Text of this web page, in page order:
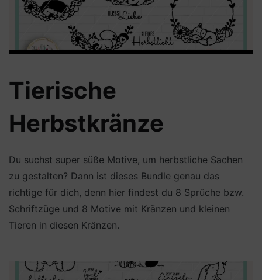
Tierische
Herbstkränze
Du suchst super süße Motive, um herbstliche Sachen
zu gestalten? Dann ist dieses Bundle genau das
richtige für dich, denn hier findest du 8 Sprüche bzw.
Schriftzüge und 8 Motive mit Kränzen und kleinen
Tieren in diesen Kränzen.